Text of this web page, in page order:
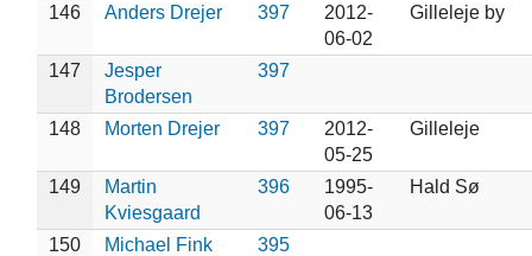
146 Anders Drejer 397
2012-
06-02
Gilleleje by
147
Jesper
Brodersen
397
148 Morten Drejer 397
2012-
05-25
Gilleleje
149
Martin
Kviesgaard
396
1995-
06-13
Hald Sø
150
Michael Fink
395